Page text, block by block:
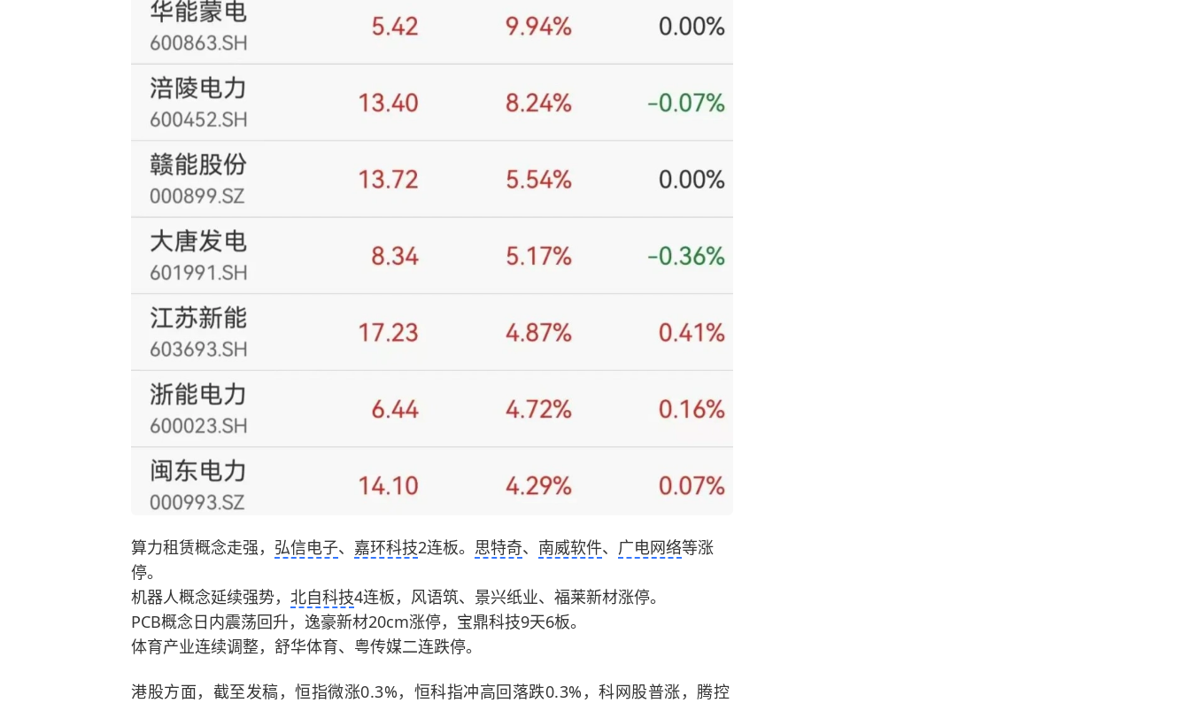
算力租赁概念走强， 弘信电子、 嘉环科技2连板。 思特奇、 南威软件、 广电网络等涨
停。
机器人概念延续强势， 北自科技4连板，风语筑、景兴纸业、福莱新材涨停。
PCB概念日内震荡回升，逸豪新材20cm涨停，宝鼎科技9天6板。
体育产业连续调整，舒华体育、粤传媒二连跌停。
港股方面，截至发稿，恒指微涨0.3%，恒科指冲高回落跌0.3%，科网股普涨，腾控